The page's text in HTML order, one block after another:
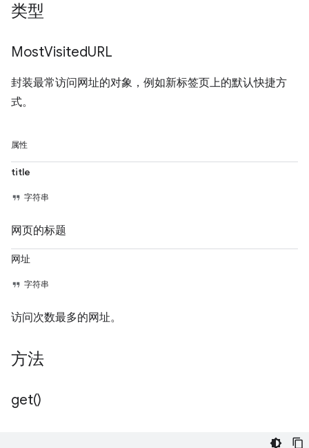
类型
MostVisitedURL
封装最常访问网址的对象，例如新标签页上的默认快捷方
式。
属性
title
字符串
网页的标题
网址
字符串
访问次数最多的网址。
方法
get()